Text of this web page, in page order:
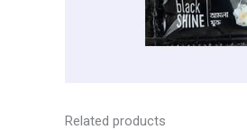
Related products